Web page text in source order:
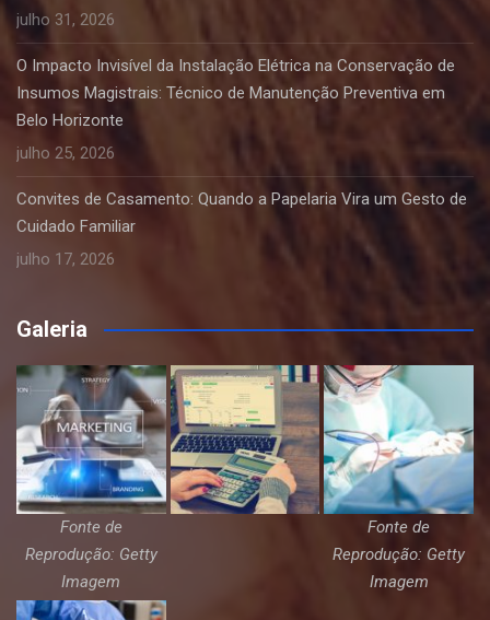
julho 31, 2026
O Impacto Invisível da Instalação Elétrica na Conservação de
Insumos Magistrais: Técnico de Manutenção Preventiva em
Belo Horizonte
julho 25, 2026
Convites de Casamento: Quando a Papelaria Vira um Gesto de
Cuidado Familiar
julho 17, 2026
Galeria
Fonte de
Reprodução: Getty
Imagem
Fonte de
Reprodução: Getty
Imagem